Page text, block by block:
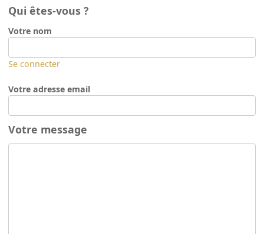
Qui êtes-vous ?
Votre nom
Se connecter
Votre adresse email
Votre message